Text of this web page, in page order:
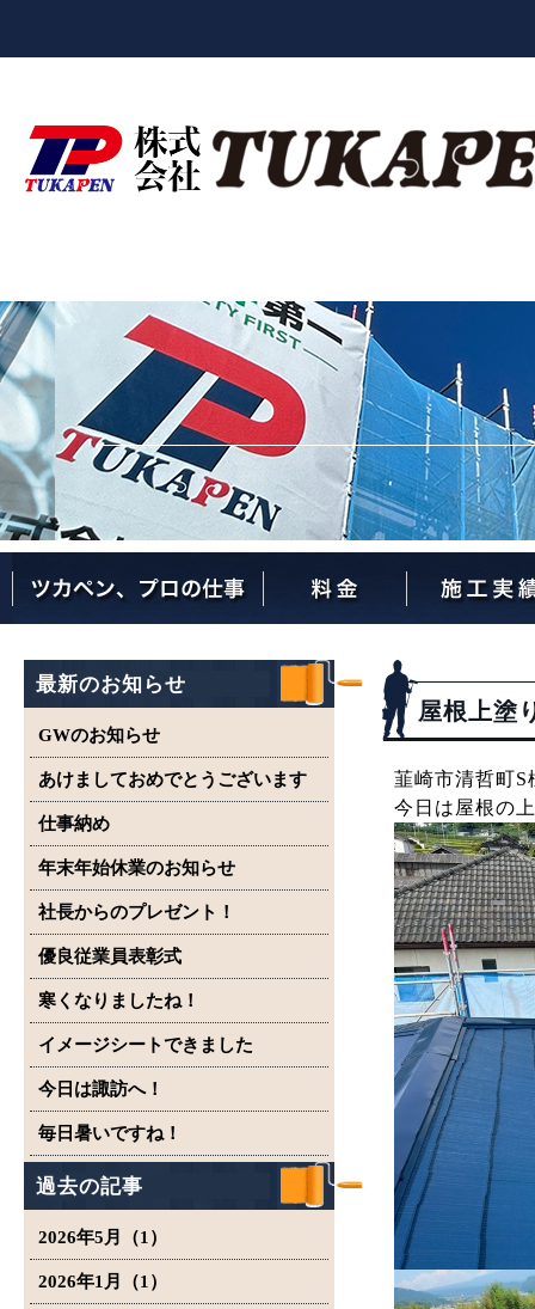
最新のお知らせ
GWのお知らせ
あけましておめでとうございます
仕事納め
年末年始休業のお知らせ
社長からのプレゼント！
優良従業員表彰式
寒くなりましたね！
イメージシートできました
今日は諏訪へ！
毎日暑いですね！
過去の記事
2026年5月（1）
2026年1月（1）
屋根上
韮崎市清哲町
今日は屋根の